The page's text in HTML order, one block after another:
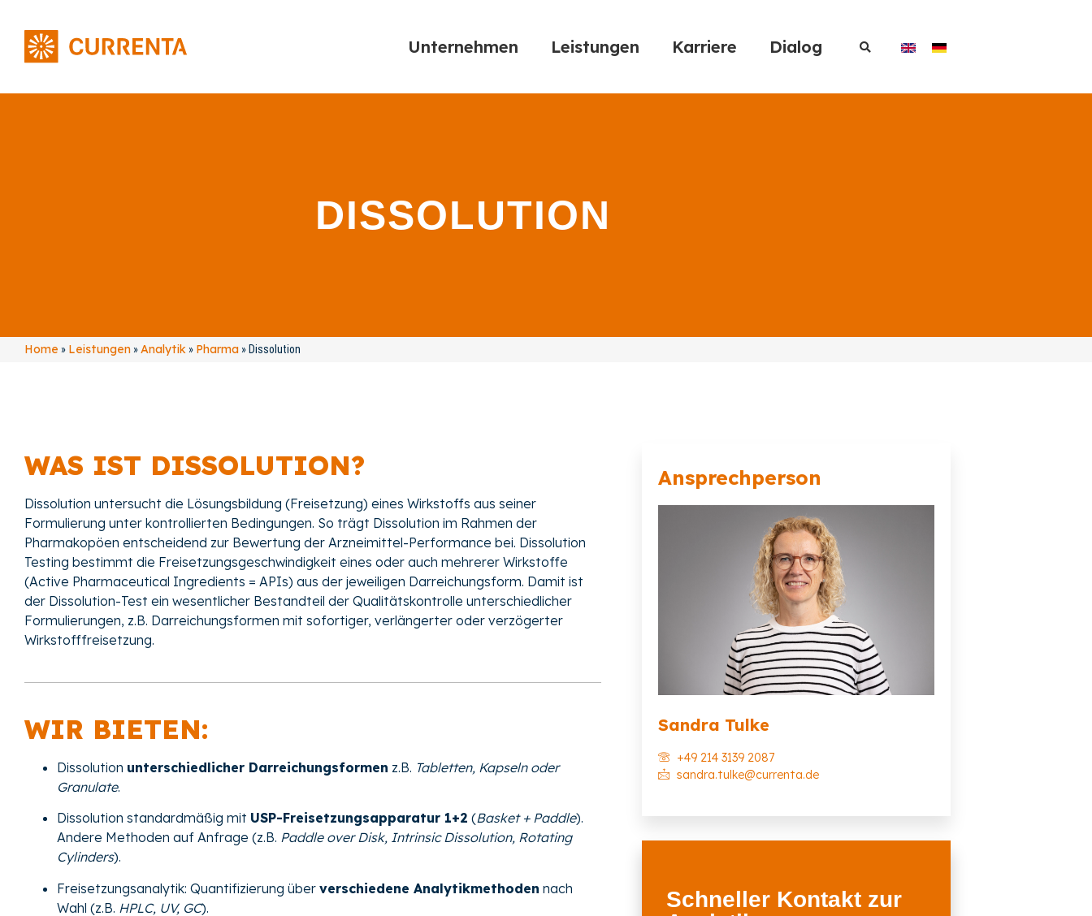
Unternehmen Leistungen Karriere Dialog
DISSOLUTION
Home » Leistungen »Analytik » Pharma » Dissolution
WAS IST DISSOLUTION?
Dissolution untersucht die Lösungsbildung (Freisetzung) eines Wirkstoffs aus seiner
Formulierung unter kontrollierten Bedingungen. So trägt Dissolution im Rahmen der
Pharmakopöen entscheidend zur Bewertung der Arzneimittel-Performance bei. Dissolution
Testing bestimmt die Freisetzungsgeschwindigkeit eines oder auch mehrerer Wirkstoffe
(Active Pharmaceutical Ingredients = APIs) aus der jeweiligen Darreichungsform. Damit ist
der Dissolution-Test ein wesentlicher Bestandteil der Qualitätskontrolle unterschiedlicher
Formulierungen, z.B. Darreichungsformen mit sofortiger, verlängerter oder verzögerter
Wirkstofffreisetzung.
WIR BIETEN:
Dissolution unterschiedlicher Darreichungsformen z.B. Tabletten, Kapseln oder
Granulate.
Dissolution standardmäßig mit USP-Freisetzungsapparatur 1+2 (Basket + Paddle).
Andere Methoden auf Anfrage (z.B. Paddle over Disk, Intrinsic Dissolution, Rotating
Cylinders).
Freisetzungsanalytik: Quantifizierung über verschiedene Analytikmethoden nach
Wahl (z.B. HPLC, UV, GC).
Ansprechperson
Sandra Tulke
+49 214 3139 2087
sandra.tulke@currenta.de
Schneller Kontakt zur